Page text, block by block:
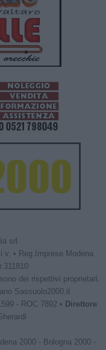
srl
• Reg.Imprese Modena
dei rispettivi proprietari.
Sassuolo2000.it
- ROC 7892 • Direttore
2000- Bologna 2000-